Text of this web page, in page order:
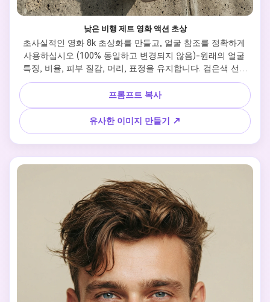
낮은 비행 제트 영화 액션 초상
초사실적인 영화 8k 초상화를 만들고, 얼굴 참조를 정확하게
사용하십시오 (100% 동일하고 변경되지 않음)-원래의 얼굴
특징, 비율, 피부 질감, 머리, 표정을 유지합니다. 검은색 선글
라스, 검은색 티셔츠, 검은색 가죽 재킷, 검은색 데님 바지, 검
은색 컨버스 스타일의 운동화를 입은 한 남자가 콘크리트 벽돌
에 마음대로 앉아 있다. 한 다리는 구부리고 다른 다리는 자유
롭게 매달려 있다. 그의 자세는 편안해서 침착한 자신감을 보
여준다. 거대한 비행기가 머리 위에서 매우 낮게 날아 하늘을
지배한다. 강력한 바람이 그의 재킷과 옷을 흔들었다. 낮은 시
각에서 광각 렌즈로 촬영하여 극적인 규모를 만듭니다. 운동
인다. 조명은 자연스럽고 영화적이며 강한 대비가 있다. 분위기
는 초현실적이지만 현실적이며 깊이, 움직임, 영화의 긴장을
강조한다.
프롬프트 복사
유사한 이미지 만들기 ↗